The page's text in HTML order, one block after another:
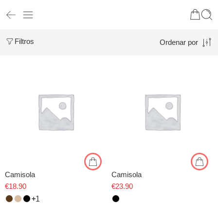
Filtros Ordenar por
Camisola
€18.90
1
Camisola
€23.90